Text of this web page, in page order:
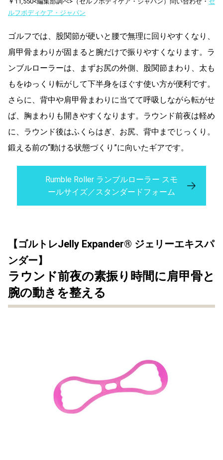
ルフボディケア・ジャパン
ゴルフでは、股関節が硬いと腰で無理に回りやすくなり、
肩甲骨まわりが固まると腕だけで振りやすくなります。ラ
ンブルローラーは、まずお尻の外側、股関節まわり、太も
もをゆっくり転がして下半身をほぐす使い方が便利です。
さらに、背中や肩甲骨まわりに当てて呼吸しながら転がせ
ば、胸まわりも開きやすくなります。ラウンド前夜は軽め
に、ラウンド後はふくらはぎ、お尻、背中までじっくり。
鍛える前の“動ける状態づくり”に向いたギアです。
Rumble Roller ランブルローラー スモ
ールサイズ／スタンダードフォーム
【ゴルトレJelly Expander® ジェリーエキスパ
ンダー】
ラウンド前夜の素振り時間に肩甲骨と
腕の動きを整える